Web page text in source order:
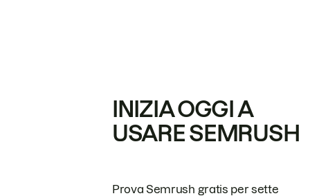
INIZIA OGGI A
USARE SEMRUSH
Prova Semrush gratis per sette